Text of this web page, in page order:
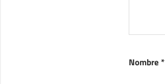
Nombre *